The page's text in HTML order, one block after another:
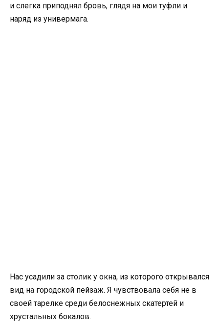
и слегка приподнял бровь, глядя на мои туфли и
наряд из универмага.
Нас усадили за столик у окна, из которого открывался
вид на городской пейзаж. Я чувствовала себя не в
своей тарелке среди белоснежных скатертей и
хрустальных бокалов.